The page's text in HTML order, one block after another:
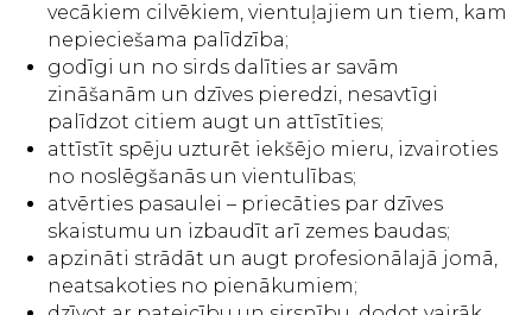
vecākiem cilvēkiem, vientuļajiem un tiem, kam
nepieciešama palīdzība;
godīgi un no sirds dalīties ar savām
zināšanām un dzīves pieredzi, nesavtīgi
palīdzot citiem augt un attīstīties;
attīstīt spēju uzturēt iekšējo mieru, izvairoties
no noslēgšanās un vientulības;
atvērties pasaulei – priecāties par dzīves
skaistumu un izbaudīt arī zemes baudas;
apzināti strādāt un augt profesionālajā jomā,
neatsakoties no pienākumiem;